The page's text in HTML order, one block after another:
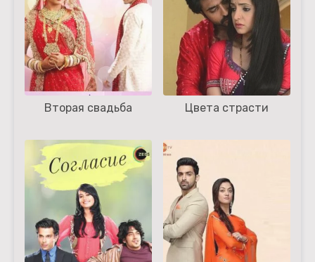
Вторая свадьба Цвета страсти